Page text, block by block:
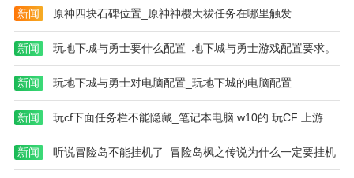
新闻 原神四块石碑位置_原神神樱大祓任务在哪里触发
新闻 玩地下城与勇士要什么配置_地下城与勇士游戏配置要求。
新闻 玩地下城与勇士对电脑配置_玩地下城的电脑配置
新闻 玩cf下面任务栏不能隐藏_笔记本电脑 w10的 玩CF 上游戏不
新闻 听说冒险岛不能挂机了_冒险岛枫之传说为什么一定要挂机